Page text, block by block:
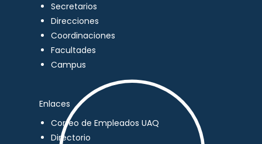
Secretarios
Direcciones
Coordinaciones
Facultades
Campus
Enlaces
Correo de Empleados UAQ
Directorio